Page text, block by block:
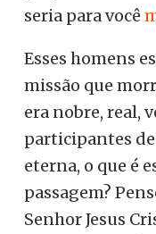
seria para você
Esses homens
missão que
era nobre, real,
participantes de
eterna, o que é
passagem?
Senhor Jesus